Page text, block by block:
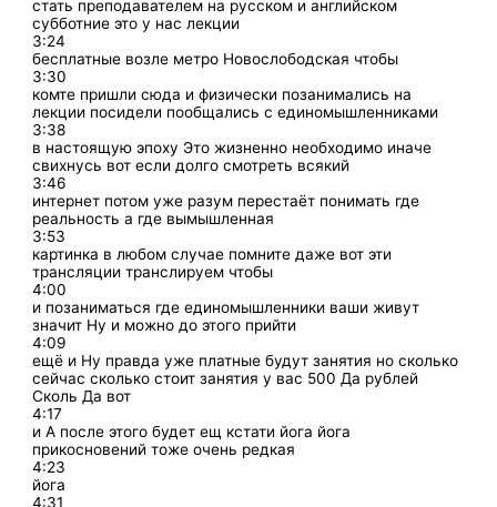
стать преподавателем на русском и английском
субботние это у нас лекции
3:24
бесплатные возле метро Новослободская чтобы
3:30
комте пришли сюда и физически позанимались на
лекции посидели пообщались с единомышленниками
3:38
в настоящую эпоху Это жизненно необходимо иначе
свихнусь вот если долго смотреть всякий
3:46
интернет потом уже разум перестаёт понимать где
реальность а где вымышленная
3:53
картинка в любом случае помните даже вот эти
трансляции транслируем чтобы
4:00
и позаниматься где единомышленники ваши живут
значит Ну и можно до этого прийти
4:09
ещё и Ну правда уже платные будут занятия но сколько
сейчас сколько стоит занятия у вас 500 Да рублей
Сколь Да вот
4:17
и А после этого будет ещ кстати йога йога
прикосновений тоже очень редкая
4:23
йога
4:31